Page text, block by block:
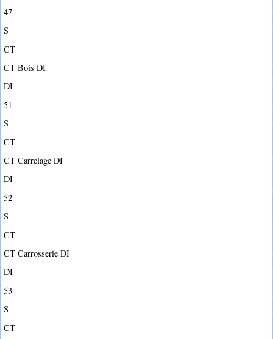
47
S
CT
CT Bois DI
DI
51
S
CT
CT Carrelage DI
DI
52
S
CT
CT Carrosserie DI
DI
53
S
CT